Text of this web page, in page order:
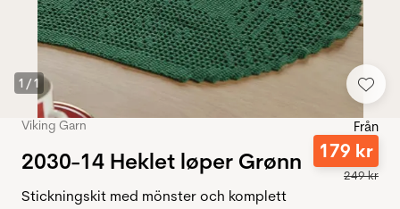
1 /1
Viking Garn
2030-14 Heklet løper Grønn
Från
179 kr
249kr
Stickningskit med mönster och komplett